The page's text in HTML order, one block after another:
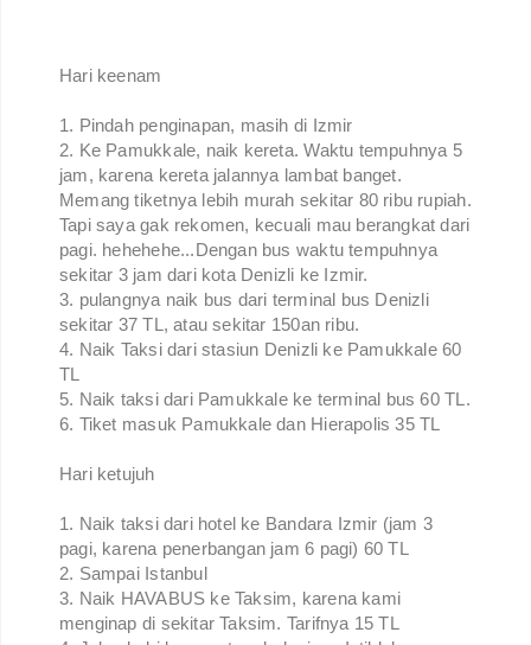
Hari keenam
1. Pindah penginapan, masih di Izmir
2. Ke Pamukkale, naik kereta. Waktu tempuhnya 5
jam, karena kereta jalannya lambat banget.
Memang tiketnya lebih murah sekitar 80 ribu rupiah.
Tapi saya gak rekomen, kecuali mau berangkat dari
pagi. hehehehe...Dengan bus waktu tempuhnya
sekitar 3 jam dari kota Denizli ke Izmir.
3. pulangnya naik bus dari terminal bus Denizli
sekitar 37 TL, atau sekitar 150an ribu.
4. Naik Taksi dari stasiun Denizli ke Pamukkale 60
TL
5. Naik taksi dari Pamukkale ke terminal bus 60 TL.
6. Tiket masuk Pamukkale dan Hierapolis 35 TL
Hari ketujuh
1. Naik taksi dari hotel ke Bandara Izmir (jam 3
pagi, karena penerbangan jam 6 pagi) 60 TL
2. Sampai Istanbul
3. Naik HAVABUS ke Taksim, karena kami
menginap di sekitar Taksim. Tarifnya 15 TL